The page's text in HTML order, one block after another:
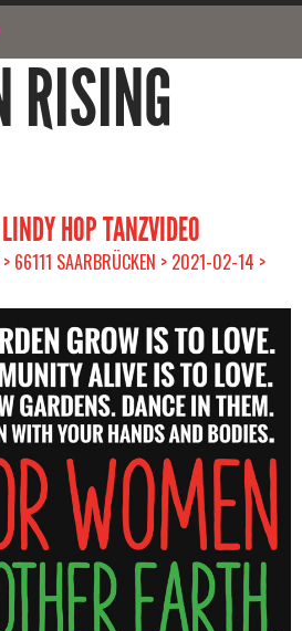
RISING
HOP TANZVIDEO
> 66111 SAARBRÜCKEN > 2021-02-14 >